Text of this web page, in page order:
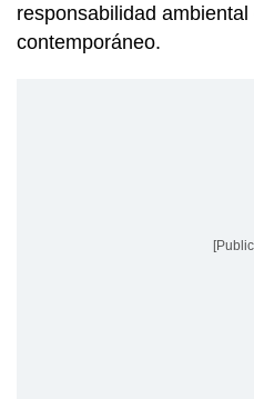
responsabilidad
contemporáneo.